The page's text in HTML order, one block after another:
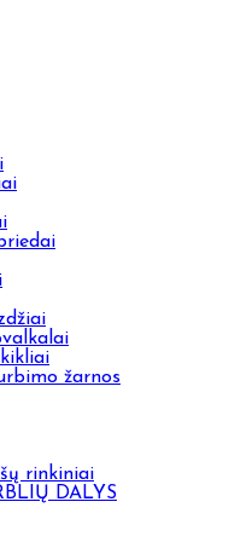
žarnos
rinkiniai
DALYS